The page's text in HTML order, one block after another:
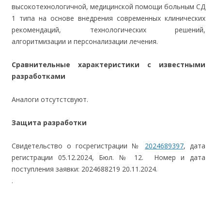
высокотехнологичной, медицинской помощи больным СД
1 типа на основе внедрения современных клинических
рекомендаций, технологических решений,
алгоритмизации и персонализации лечения.
Сравнительные характеристики с известными
разработками
Аналоги отсутстсвуют.
Защита разработки
Свидетельство о госрегистрации № 2024689397, дата
регистрации 05.12.2024, Бюл. № 12. Номер и дата
поступления заявки: 2024688219 20.11.2024.
.